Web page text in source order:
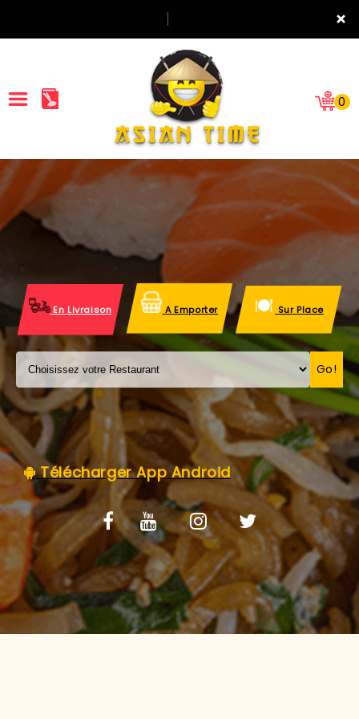
×
ACCUEIL
LA CARTE
VOS AVIS
MENTIONS LÉGALES
C.G.V
0
En Livraison A Emporter Sur Place
Go!
Télécharger App Android